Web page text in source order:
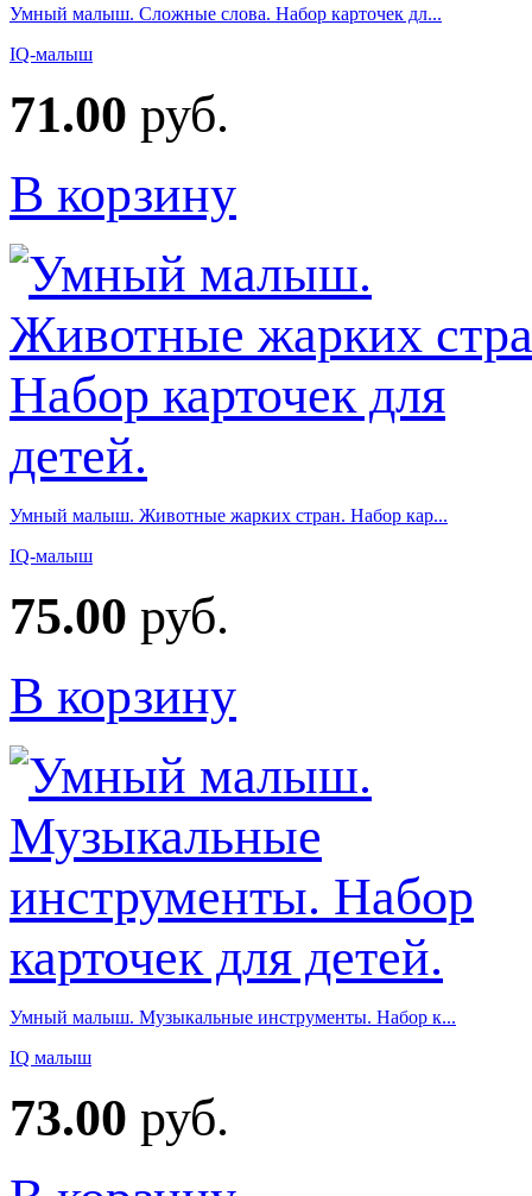
Умный малыш. Сложные слова. Набор карточек дл...
IQ-малыш
71.00 руб.
В корзину
Умный малыш. Животные жарких стран. Набор кар...
IQ-малыш
75.00 руб.
В корзину
Умный малыш. Музыкальные инструменты. Набор к...
IQ малыш
73.00 руб.